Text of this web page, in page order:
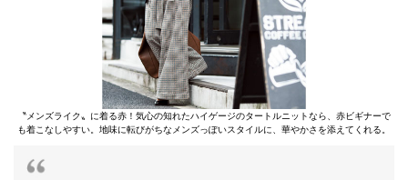
〝メンズライク〟に着る赤！気心の知れたハイゲージのタートルニットなら、赤ビギナーで
も着こなしやすい。地味に転びがちなメンズっぽいスタイルに、華やかさを添えてくれる。